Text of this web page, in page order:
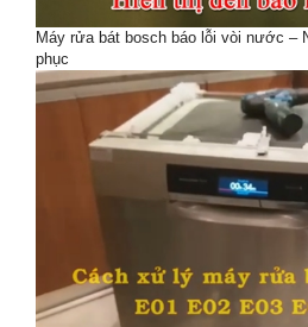
Máy rửa bát bosch báo lỗi vòi nước –
phục